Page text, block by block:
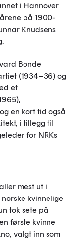
i Hannover
på 1900-
Knudsens
Bonde
(1934–36) og
et
en kort tid også
i tillegg til
for NRKs
mest ut i
kvinnelige
tok sete på
første kvinne
valgt inn som